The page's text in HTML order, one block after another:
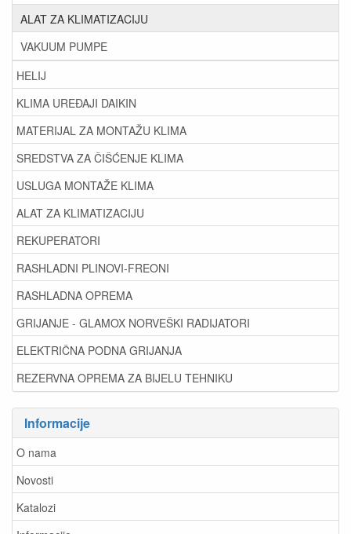
ALAT ZA KLIMATIZACIJU
VAKUUM PUMPE
HELIJ
KLIMA UREĐAJI DAIKIN
MATERIJAL ZA MONTAŽU KLIMA
SREDSTVA ZA ČIŠĆENJE KLIMA
USLUGA MONTAŽE KLIMA
ALAT ZA KLIMATIZACIJU
REKUPERATORI
RASHLADNI PLINOVI-FREONI
RASHLADNA OPREMA
GRIJANJE - GLAMOX NORVEŠKI RADIJATORI
ELEKTRIČNA PODNA GRIJANJA
REZERVNA OPREMA ZA BIJELU TEHNIKU
Informacije
O nama
Novosti
Katalozi